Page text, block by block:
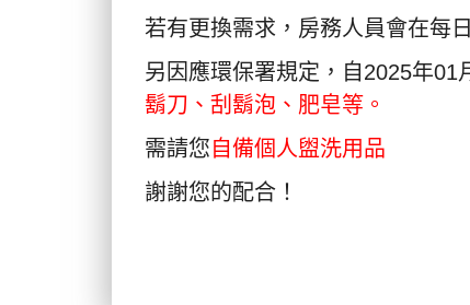
若有更換需求，房務人員會在每
另因應環保署規定，自2025年01
鬍刀、刮鬍泡、肥皂等。
需請您 自備個人盥洗用品
謝謝您的配合！